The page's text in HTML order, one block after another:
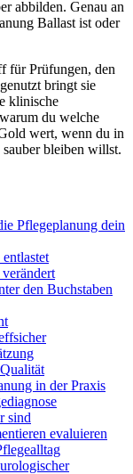
abbilden. Genau an
Ballast ist oder
für Prüfungen, den
bringt sie
klinische
du welche
wert, wenn du in
bleiben willst.
Pflegeplanung dein
den Buchstaben
in der Praxis
sind
evaluieren